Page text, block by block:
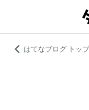
はてなブログ トッ